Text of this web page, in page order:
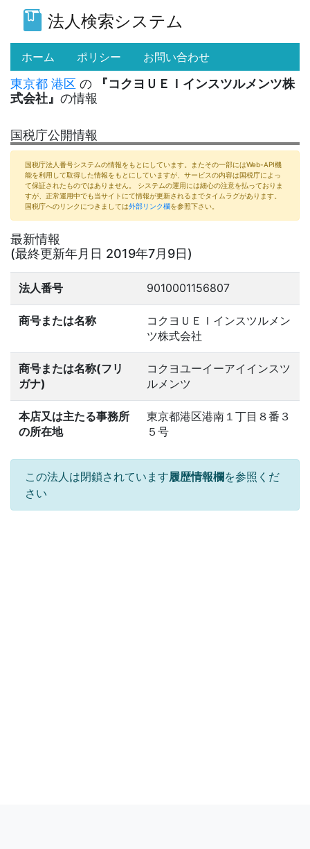
法人検索システム
ホーム (current)
ポリシー お問い合わせ
東京都 港区 の
『コクヨＵＥＩインスツルメンツ株
式会社』 の情報
国税庁公開情報
国税庁法人番号システムの情報をもとにしています。またその一部にはWeb-API機
能を利用して取得した情報をもとにしていますが、サービスの内容は国税庁によっ
て保証されたものではありません。 システムの運用には細心の注意を払っておりま
すが、正常運用中でも当サイトにて情報が更新されるまでタイムラグがあります。
国税庁へのリンクにつきましては外部リンク欄を参照下さい。
最新情報
(最終更新年月日 2019年7月9日)
法人番号 9010001156807
商号または名称
コクヨＵＥＩインスツルメン
ツ株式会社
商号または名称(フリ
ガナ)
コクヨユーイーアイインスツ
ルメンツ
本店又は主たる事務所
の所在地
東京都港区港南１丁目８番３
５号
この法人は閉鎖されています履歴情報欄を参照くだ
さい